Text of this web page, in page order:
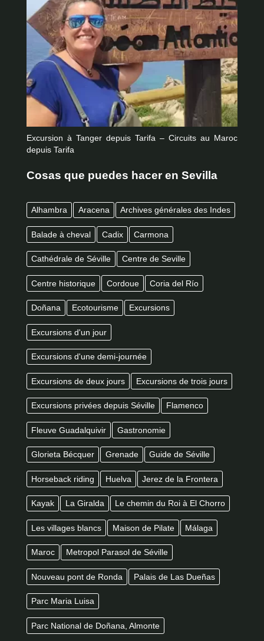
Excursion à Tanger depuis Tarifa – Circuits au Maroc
depuis Tarifa
Cosas que puedes hacer en Sevilla
Alhambra Aracena Archives générales des Indes
Balade à cheval Cadix Carmona
Cathédrale de Séville Centre de Seville
Centre historique Cordoue Coria del Río
Doñana Ecotourisme Excursions
Excursions d'un jour
Excursions d'une demi-journée
Excursions de deux jours Excursions de trois jours
Excursions privées depuis Séville Flamenco
Fleuve Guadalquivir Gastronomie
Glorieta Bécquer Grenade Guide de Séville
Horseback riding Huelva Jerez de la Frontera
Kayak La Giralda Le chemin du Roi à El Chorro
Les villages blancs Maison de Pilate Málaga
Maroc Metropol Parasol de Séville
Nouveau pont de Ronda Palais de Las Dueñas
Parc Maria Luisa
Parc National de Doñana, Almonte